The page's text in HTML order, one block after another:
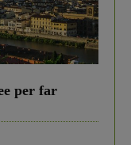
per far